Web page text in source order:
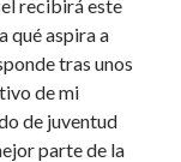
recibirá este
qué aspira a
tras unos
de mi
de juventud
parte de la